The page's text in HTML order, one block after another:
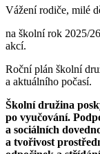
Vážení rodiče, milé
na školní rok 2025/
akcí.
Roční plán školní
a aktuálního počasí.
Školní družina
po vyučování.
a sociálních
a tvořivost